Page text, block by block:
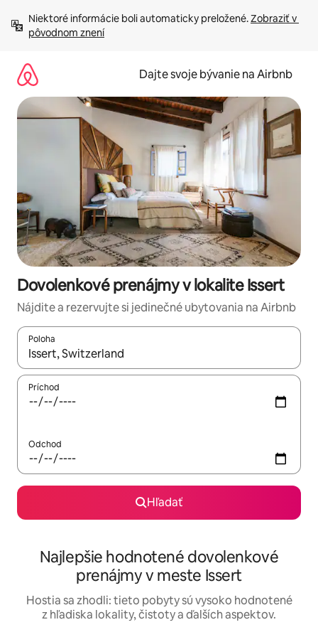
obsah.
Niektoré informácie boli automaticky preložené. Zobraziť v
pôvodnom znení
Dajte svoje bývanie na Airbnb
Dovolenkové prenájmy v lokalite Issert
Nájdite a rezervujte si jedinečné ubytovania na Airbnb
Poloha
Keď budú výsledky k dispozícii, môžete si ich prechádzať
Príchod
Odchod
Hľadať
Najlepšie hodnotené dovolenkové
prenájmy v meste Issert
Hostia sa zhodli: tieto pobyty sú vysoko hodnotené
z hľadiska lokality, čistoty a ďalších aspektov.